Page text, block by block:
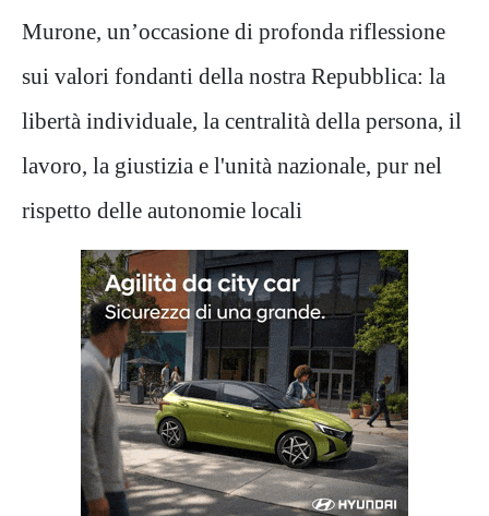
Murone, un’occasione di profonda riflessione
sui valori fondanti della nostra Repubblica: la
libertà individuale, la centralità della persona, il
lavoro, la giustizia e l'unità nazionale, pur nel
rispetto delle autonomie locali